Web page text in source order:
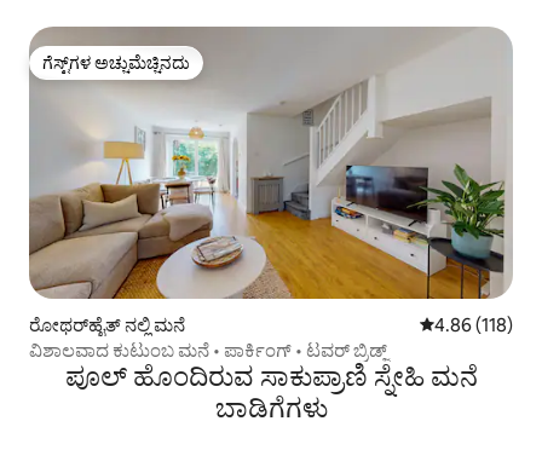
ಗೆಸ್ಟ್‌ಗಳ ಅಚ್ಚುಮೆಚ್ಚಿನದು
ಗೆಸ್ಟ್‌ಗಳ ಅಚ್ಚುಮೆಚ್ಚಿನದು
ರೋಥರ್‌ಹೈತ್ ನಲ್ಲಿ ಮನೆ 5 ರಲ್ಲಿ 4.86
4.86 (118)
ವಿಶಾಲವಾದ ಕುಟುಂಬ ಮನೆ • ಪಾರ್ಕಿಂಗ್ • ಟವರ್ ಬ್ರಿಡ್ಜ್
ಪೂಲ್ ಹೊಂದಿರುವ ಸಾಕುಪ್ರಾಣಿ ಸ್ನೇಹಿ ಮನೆ
ಬಾಡಿಗೆಗಳು